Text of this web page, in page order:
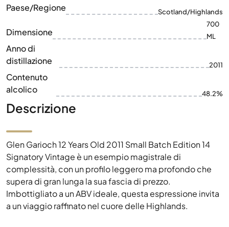
Paese/Regione Scotland/Highlands
Dimensione
700
ML
Anno di
distillazione
2011
Contenuto
alcolico
48.2%
Descrizione
Glen Garioch 12 Years Old 2011 Small Batch Edition 14
Signatory Vintage è un esempio magistrale di
complessità, con un profilo leggero ma profondo che
supera di gran lunga la sua fascia di prezzo.
Imbottigliato a un ABV ideale, questa espressione invita
a un viaggio raffinato nel cuore delle Highlands.